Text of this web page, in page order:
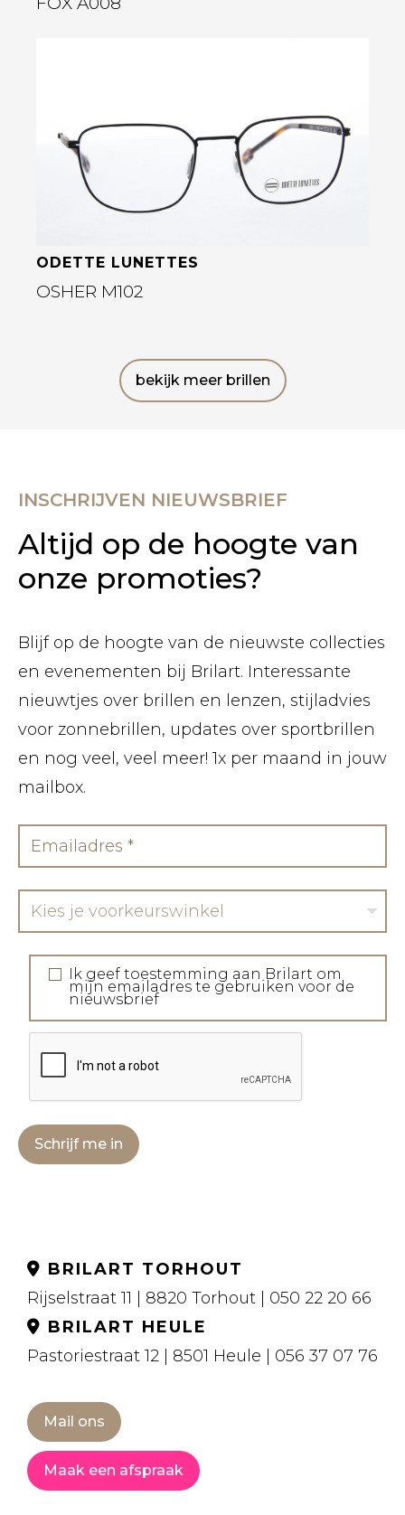
ODETTE LUNETTES
OSHER M102
bekijk meer brillen
INSCHRIJVEN NIEUWSBRIEF
Altijd op de hoogte van
onze promoties?
Blijf op de hoogte van de nieuwste collecties
en evenementen bij Brilart. Interessante
nieuwtjes over brillen en lenzen, stijladvies
voor zonnebrillen, updates over sportbrillen
en nog veel, veel meer! 1x per maand in jouw
mailbox.
Kies je voorkeurswinkel
Ik geef toestemming aan Brilart om
mijn emailadres te gebruiken voor de
nieuwsbrief
Schrijf me in
BRILART TORHOUT
Rijselstraat 11 | 8820 Torhout | 050 22 20 66
BRILART HEULE
Pastoriestraat 12 | 8501 Heule | 056 37 07 76
Mail ons
Maak een afspraak